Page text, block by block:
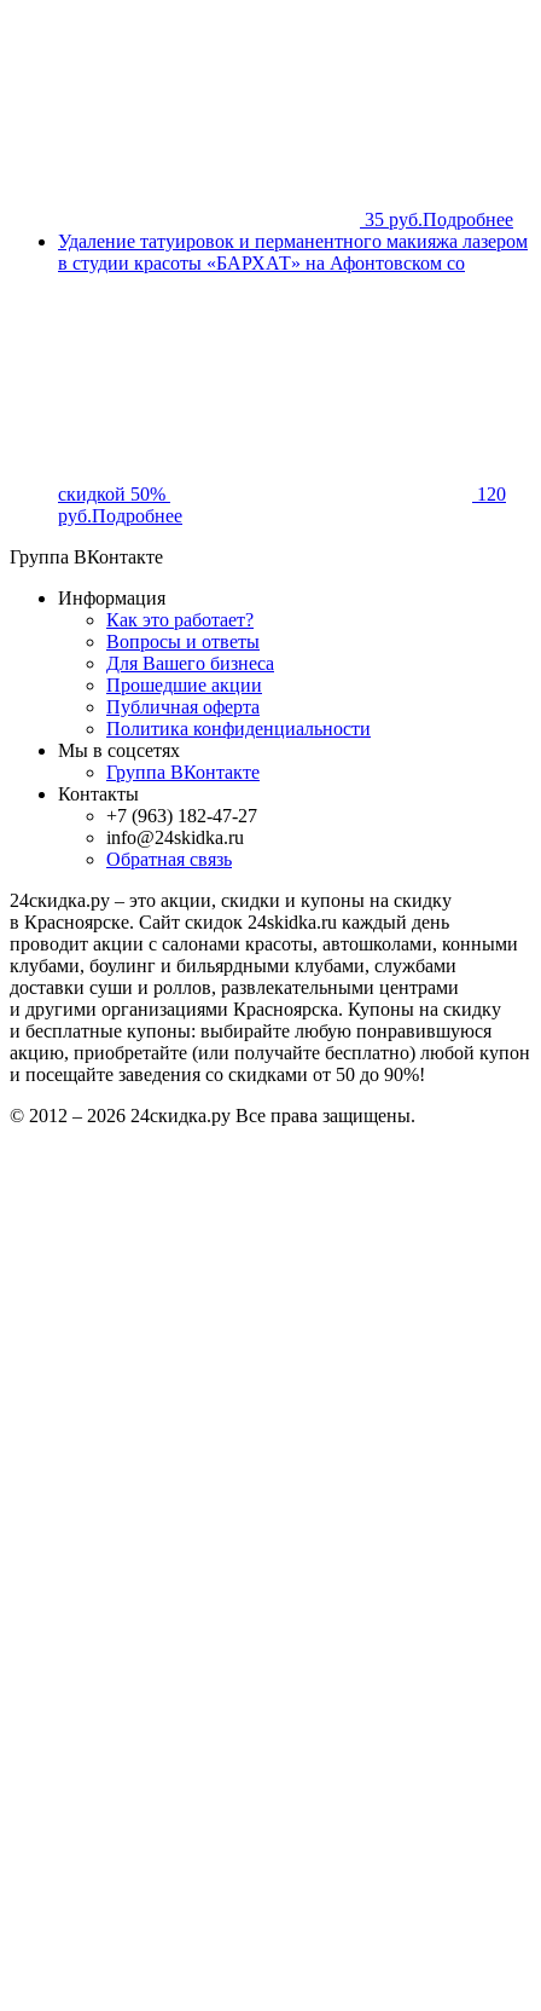
35 руб.Подробнее
Удаление татуировок и перманентного макияжа лазером
в студии красоты «БАРХАТ» на Афонтовском со
скидкой 50%
120
руб.Подробнее
Группа ВКонтакте
Информация
Как это работает?
Вопросы и ответы
Для Вашего бизнеса
Прошедшие акции
Публичная оферта
Политика конфиденциальности
Мы в соцсетях
Группа ВКонтакте
Контакты
+7 (963) 182-47-27
info@24skidka.ru
Обратная связь
24скидка.ру – это акции, скидки и купоны на скидку
в Красноярске. Сайт скидок 24skidka.ru каждый день
проводит акции с салонами красоты, автошколами, конными
клубами, боулинг и бильярдными клубами, службами
доставки суши и роллов, развлекательными центрами
и другими организациями Красноярска. Купоны на скидку
и бесплатные купоны: выбирайте любую понравившуюся
акцию, приобретайте (или получайте бесплатно) любой купон
и посещайте заведения со скидками от 50 до 90%!
© 2012 – 2026 24скидка.ру Все права защищены.